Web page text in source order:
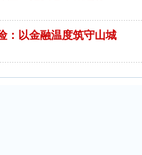
：以金融温度筑守山城